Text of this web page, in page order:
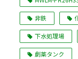
非鉄
下水処理場
劇薬タンク